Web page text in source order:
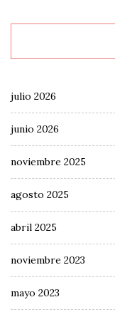
julio 2026
junio 2026
noviembre 2025
agosto 2025
abril 2025
noviembre 2023
mayo 2023